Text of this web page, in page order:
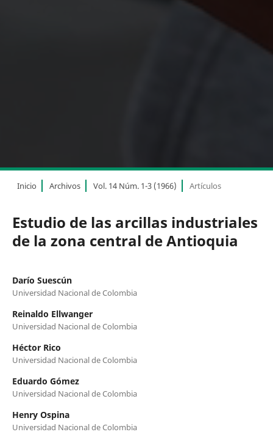
Inicio Archivos Vol. 14 Núm. 1-3 (1966) Artículos
Estudio de las arcillas industriales
de la zona central de Antioquia
Darío Suescún
Universidad Nacional de Colombia
Reinaldo Ellwanger
Universidad Nacional de Colombia
Héctor Rico
Universidad Nacional de Colombia
Eduardo Gómez
Universidad Nacional de Colombia
Henry Ospina
Universidad Nacional de Colombia